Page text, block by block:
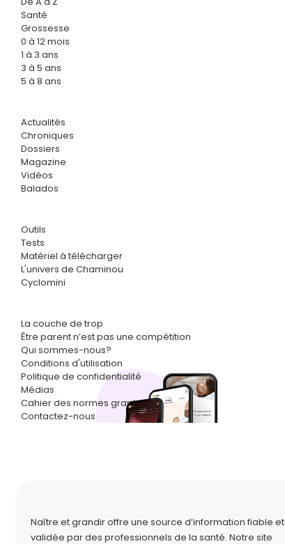
Santé
Grossesse
0 à 12 mois
1 à 3 ans
3 à 5 ans
5 à 8 ans
Actualités
Chroniques
Dossiers
Magazine
Vidéos
Balados
Outils
Tests
Matériel à télécharger
L'univers de Chaminou
Cyclomini
La couche de trop
Être parent n’est pas une compétition
Qui sommes-nous?
Conditions d'utilisation
Politique de confidentialité
Médias
Cahier des normes graphiques
Contactez-nous
Naître et grandir offre une source d’information fiable et
validée par des professionnels de la santé. Notre site